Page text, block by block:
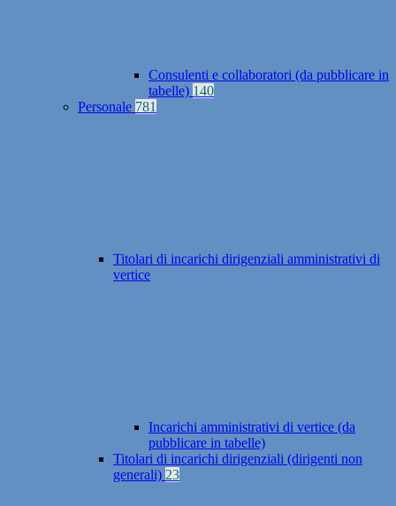
Consulenti e collaboratori (da pubblicare in
tabelle) 140
Personale 781
Titolari di incarichi dirigenziali amministrativi di
vertice
Incarichi amministrativi di vertice (da
pubblicare in tabelle)
Titolari di incarichi dirigenziali (dirigenti non
generali) 23